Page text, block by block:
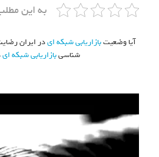
به این
آیا وضعیتبازاریابی شبکه ایدر ایران
شناسیبازاریابی شبکه ای
ویدیو